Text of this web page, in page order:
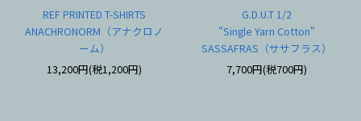
REF PRINTED T-SHIRTS
ANACHRONORM（アナクロノ
ーム）
13,200円(税1,200円)
G.D.U.T 1/2
"Single Yarn Cotton"
SASSAFRAS（ササフラス）
7,700円(税700円)